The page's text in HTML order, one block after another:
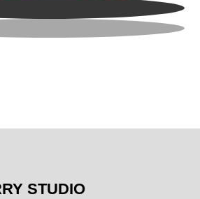
STUDIO